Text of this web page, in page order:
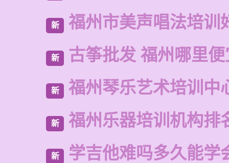
新 福州市美声唱法培训
新 古筝批发 福州哪里
新 福州琴乐艺术培训中
新 福州乐器培训机构排
新 学吉他难吗多久能学